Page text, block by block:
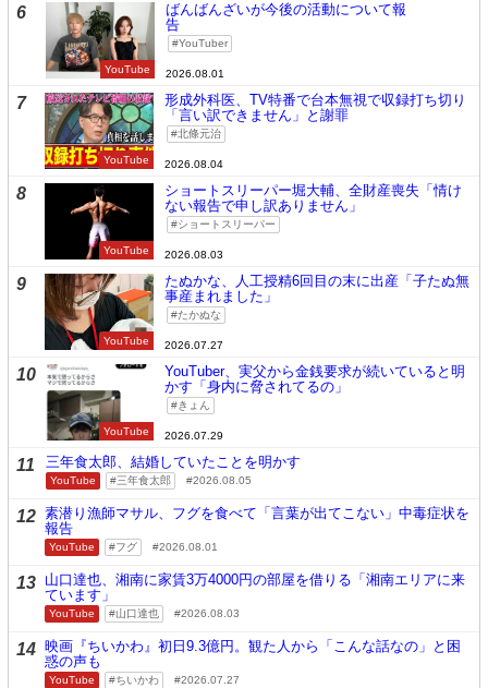
6
YouTube
ばんばんざいが今後の活動について報
告
YouTuber
2026.08.01
7
YouTube
形成外科医、TV特番で台本無視で収録打ち切り
「言い訳できません」と謝罪
北條元治
2026.08.04
8
YouTube
ショートスリーパー堀大輔、全財産喪失「情け
ない報告で申し訳ありません」
ショートスリーパー
2026.08.03
9
YouTube
たぬかな、人工授精6回目の末に出産「子たぬ無
事産まれました」
たかぬな
2026.07.27
10
YouTube
YouTuber、実父から金銭要求が続いていると明
かす「身内に脅されてるの」
きょん
2026.07.29
11 三年食太郎、結婚していたことを明かす
YouTube 三年食太郎 2026.08.05
12 素潜り漁師マサル、フグを食べて「言葉が出てこない」中毒症状を
報告
YouTube フグ 2026.08.01
13 山口達也、湘南に家賃3万4000円の部屋を借りる「湘南エリアに来
ています」
YouTube 山口達也 2026.08.03
14 映画『ちいかわ』初日9.3億円。観た人から「こんな話なの」と困
惑の声も
YouTube ちいかわ 2026.07.27